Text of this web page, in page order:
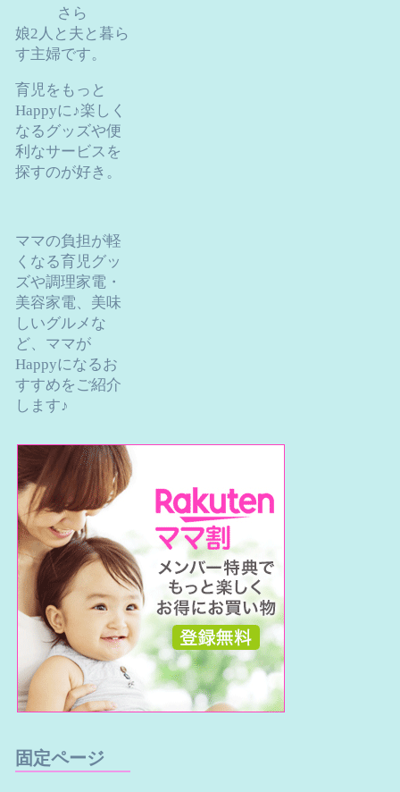
さら
娘2人と夫と暮ら
す主婦です。
育児をもっと
Happyに♪楽しく
なるグッズや便
利なサービスを
探すのが好き。
ママの負担が軽
くなる育児グッ
ズや調理家電・
美容家電、美味
しいグルメな
ど、ママが
Happyになるお
すすめをご紹介
します♪
固定ページ